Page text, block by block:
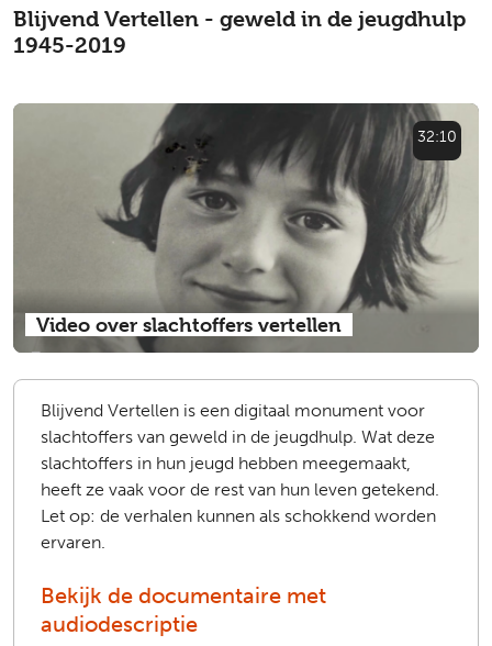
Blijvend Vertellen - geweld in de jeugdhulp
1945-2019
32:10
Video over slachtoffers vertellen
Blijvend Vertellen is een digitaal monument voor
slachtoffers van geweld in de jeugdhulp. Wat deze
slachtoffers in hun jeugd hebben meegemaakt,
heeft ze vaak voor de rest van hun leven getekend.
Let op: de verhalen kunnen als schokkend worden
ervaren.
Bekijk de documentaire met
audiodescriptie